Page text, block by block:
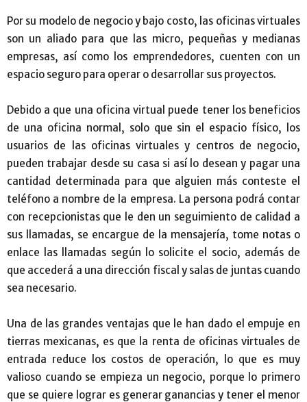
Por su modelo de negocio y bajo costo, las oficinas virtuales
son un aliado para que las micro, pequeñas y medianas
empresas, así como los emprendedores, cuenten con un
espacio seguro para operar o desarrollar sus proyectos.
Debido a que una oficina virtual puede tener los beneficios
de una oficina normal, solo que sin el espacio físico, los
usuarios de las oficinas virtuales y centros de negocio,
pueden trabajar desde su casa si así lo desean y pagar una
cantidad determinada para que alguien más conteste el
teléfono a nombre de la empresa. La persona podrá contar
con recepcionistas que le den un seguimiento de calidad a
sus llamadas, se encargue de la mensajería, tome notas o
enlace las llamadas según lo solicite el socio, además de
que accederá a una dirección fiscal y salas de juntas cuando
sea necesario.
Una de las grandes ventajas que le han dado el empuje en
tierras mexicanas, es que la renta de oficinas virtuales de
entrada reduce los costos de operación, lo que es muy
valioso cuando se empieza un negocio, porque lo primero
que se quiere lograr es generar ganancias y tener el menor